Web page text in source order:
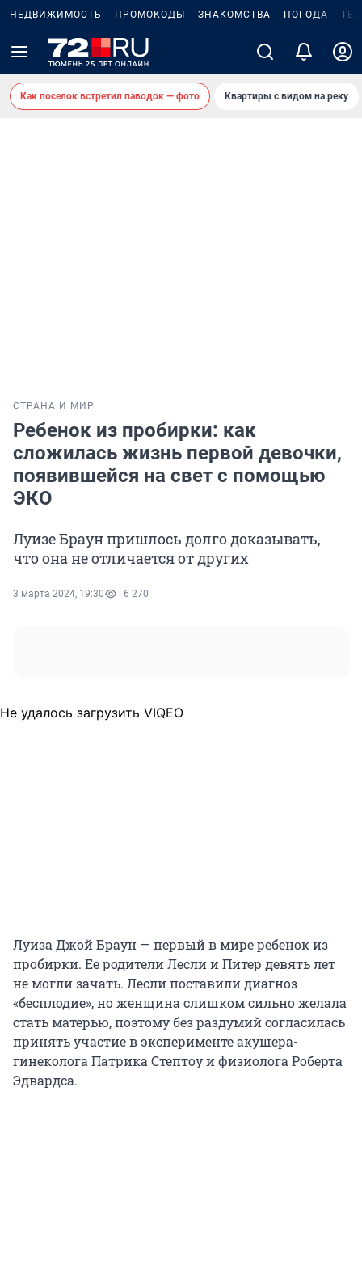
НЕДВИЖИМОСТЬ ПРОМОКОДЫ ЗНАКОМСТВА ПОГОДА
Как поселок встретил паводок — фото Квартиры с видом на реку
СТРАНА И МИР
Ребенок из пробирки: как
сложилась жизнь первой девочки,
появившейся на свет с помощью
ЭКО
Луизе Браун пришлось долго доказывать,
что она не отличается от других
3 марта 2024, 19:30 6 270
Не удалось загрузить VIQEO
Луиза Джой Браун — первый в мире ребенок из
пробирки. Ее родители Лесли и Питер девять лет
не могли зачать. Лесли поставили диагноз
«бесплодие», но женщина слишком сильно желала
стать матерью, поэтому без раздумий согласилась
принять участие в эксперименте акушера-
гинеколога Патрика Стептоу и физиолога Роберта
Эдвардса.